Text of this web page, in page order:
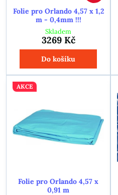
Folie pro Orlando 4,57 x 1,2
m - 0,4mm !!!
Skladem
3269 Kč
Do košíku
AKCE
Folie pro Orlando 4,57 x
0,91 m